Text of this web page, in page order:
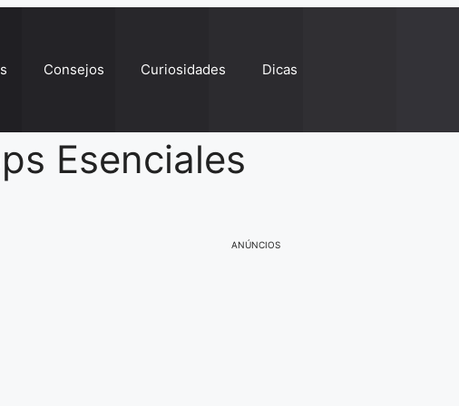
Consejos Curiosidades Dicas
Esenciales
ANÚNCIOS